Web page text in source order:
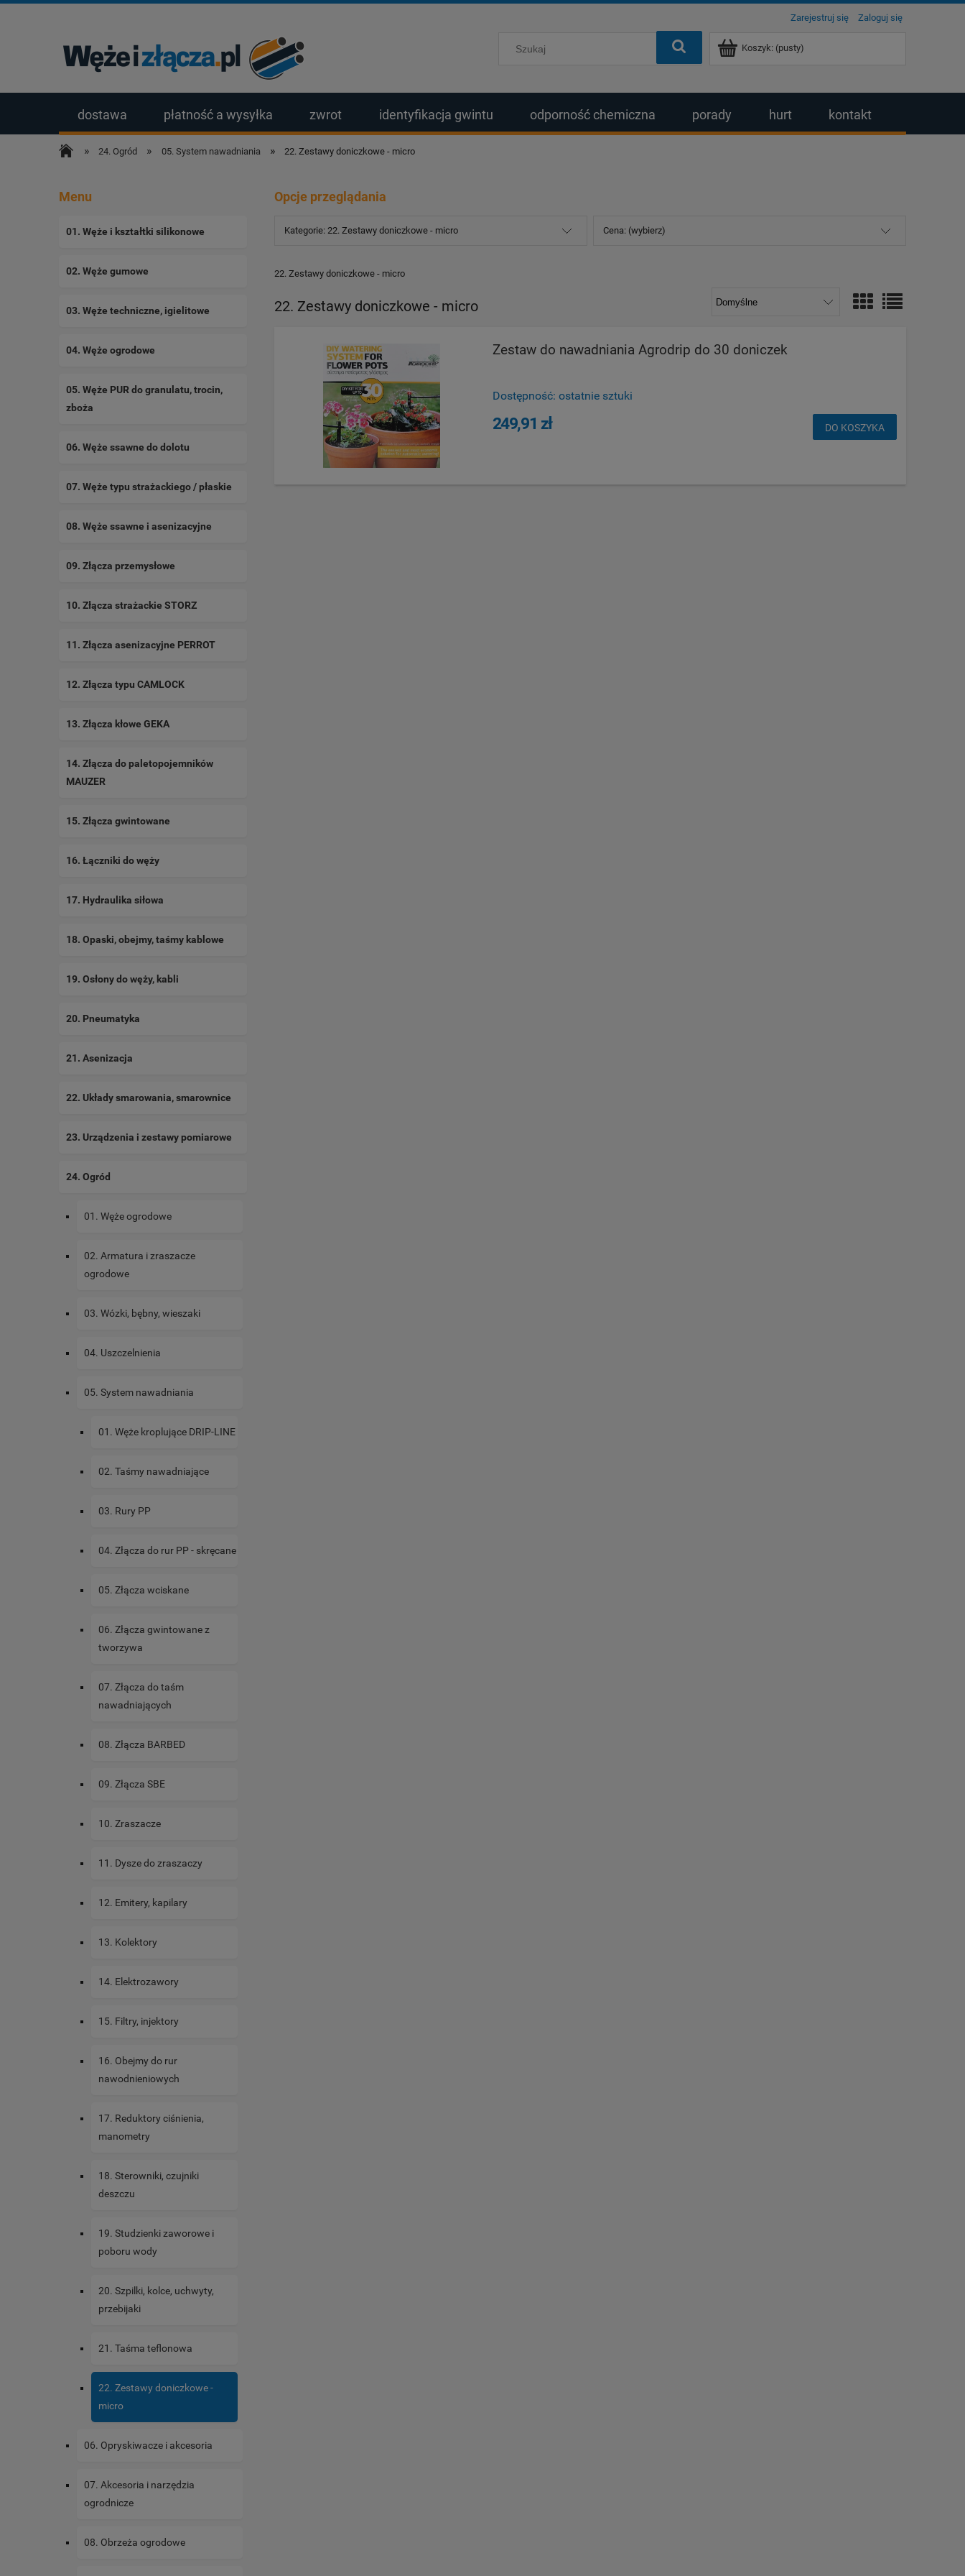
Zarejestruj się Zaloguj się
Koszyk: (pusty)
dostawa płatność a wysyłka zwrot identyfikacja gwintu odporność chemiczna porady hurt kontakt
» 24. Ogród » 05. System nawadniania » 22. Zestawy doniczkowe - micro
Menu
01. Węże i kształtki silikonowe
02. Węże gumowe
03. Węże techniczne, igielitowe
04. Węże ogrodowe
05. Węże PUR do granulatu, trocin,
zboża
06. Węże ssawne do dolotu
07. Węże typu strażackiego / płaskie
08. Węże ssawne i asenizacyjne
09. Złącza przemysłowe
10. Złącza strażackie STORZ
11. Złącza asenizacyjne PERROT
12. Złącza typu CAMLOCK
13. Złącza kłowe GEKA
14. Złącza do paletopojemników
MAUZER
15. Złącza gwintowane
16. Łączniki do węży
17. Hydraulika siłowa
18. Opaski, obejmy, taśmy kablowe
19. Osłony do węży, kabli
20. Pneumatyka
21. Asenizacja
22. Układy smarowania, smarownice
23. Urządzenia i zestawy pomiarowe
24. Ogród
01. Węże ogrodowe
02. Armatura i zraszacze
ogrodowe
03. Wózki, bębny, wieszaki
04. Uszczelnienia
05. System nawadniania
01. Węże kroplujące DRIP-LINE
02. Taśmy nawadniające
03. Rury PP
04. Złącza do rur PP - skręcane
05. Złącza wciskane
06. Złącza gwintowane z
tworzywa
07. Złącza do taśm
nawadniających
08. Złącza BARBED
09. Złącza SBE
10. Zraszacze
11. Dysze do zraszaczy
12. Emitery, kapilary
13. Kolektory
14. Elektrozawory
15. Filtry, injektory
16. Obejmy do rur
nawodnieniowych
17. Reduktory ciśnienia,
manometry
18. Sterowniki, czujniki
deszczu
19. Studzienki zaworowe i
poboru wody
20. Szpilki, kolce, uchwyty,
przebijaki
21. Taśma teflonowa
22. Zestawy doniczkowe -
micro
06. Opryskiwacze i akcesoria
07. Akcesoria i narzędzia
ogrodnicze
08. Obrzeża ogrodowe
Opcje przeglądania
Kategorie: 22. Zestawy doniczkowe - micro Cena: (wybierz)
22. Zestawy doniczkowe - micro
22. Zestawy doniczkowe - micro
Zestaw do nawadniania Agrodrip do 30 doniczek
Dostępność: ostatnie sztuki
249,91 zł DO KOSZYKA